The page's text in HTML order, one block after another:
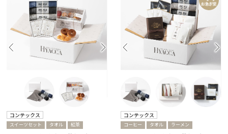
コンテックス
スイーツセット タオル 紅茶
コンテックス
コーヒー タオル ラーメン